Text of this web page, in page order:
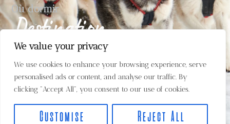
We value your privacy
We use cookies to enhance your browsing experience, serve
personalised ads or content, and analyse our traffic. By
clicking "Accept All", you consent to our use of cookies.
Customise Reject All
Où dormir
Destination Pontiac – le site touristique officiel de la MRC